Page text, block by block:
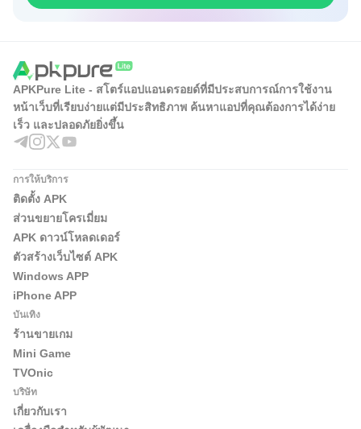
APKPure Lite - สโตร์แอปแอนดรอยด์ที่มีประสบการณ์การใช้งาน
หน้าเว็บที่เรียบง่ายแต่มีประสิทธิภาพ ค้นหาแอปที่คุณต้องการได้ง่าย
เร็ว และปลอดภัยยิ่งขึ้น
การให้บริการ
ติดตั้ง APK
ส่วนขยายโครเมี่ยม
APK ดาวน์โหลดเดอร์
ตัวสร้างเว็บไซต์ APK
Windows APP
iPhone APP
บันเทิง
ร้านขายเกม
Mini Game
TVOnic
บริษัท
เกี่ยวกับเรา